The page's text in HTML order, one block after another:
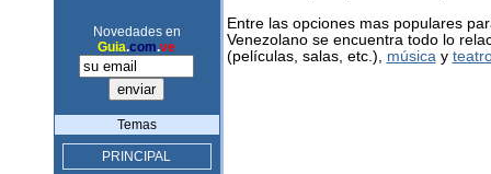
Novedades en
Guia.com.ve
Temas
PRINCIPAL
Entre las opciones mas populares
Venezolano se encuentra todo lo
(películas, salas, etc.), músicay